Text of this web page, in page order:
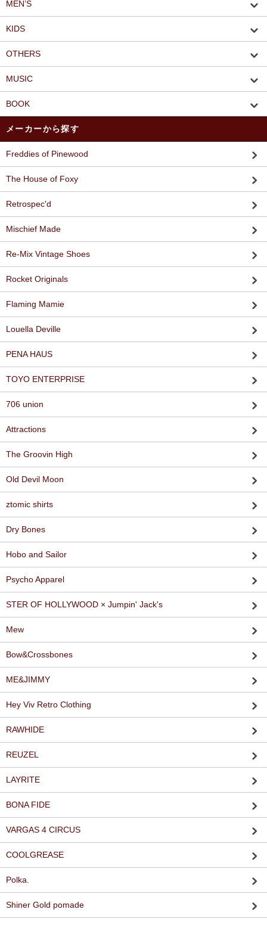
MEN’S
KIDS
OTHERS
MUSIC
BOOK
メーカーから探す
Freddies of Pinewood
The House of Foxy
Retrospec'd
Mischief Made
Re-Mix Vintage Shoes
Rocket Originals
Flaming Mamie
Louella Deville
PENA HAUS
TOYO ENTERPRISE
706 union
Attractions
The Groovin High
Old Devil Moon
ztomic shirts
Dry Bones
Hobo and Sailor
Psycho Apparel
STER OF HOLLYWOOD × Jumpin' Jack's
Mew
Bow&Crossbones
ME&JIMMY
Hey Viv Retro Clothing
RAWHIDE
REUZEL
LAYRITE
BONA FIDE
VARGAS 4 CIRCUS
COOLGREASE
Polka.
Shiner Gold pomade